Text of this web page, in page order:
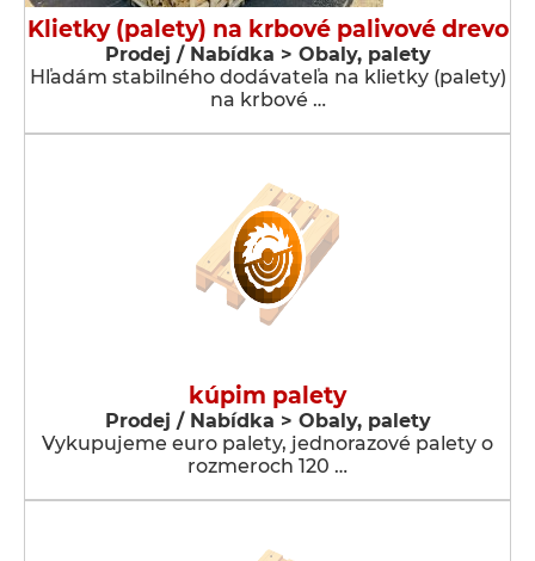
Klietky (palety) na krbové palivové drevo
Prodej / Nabídka > Obaly, palety
Hľadám stabilného dodávateľa na klietky (palety)
na krbové …
kúpim palety
Prodej / Nabídka > Obaly, palety
Vykupujeme euro palety, jednorazové palety o
rozmeroch 120 …